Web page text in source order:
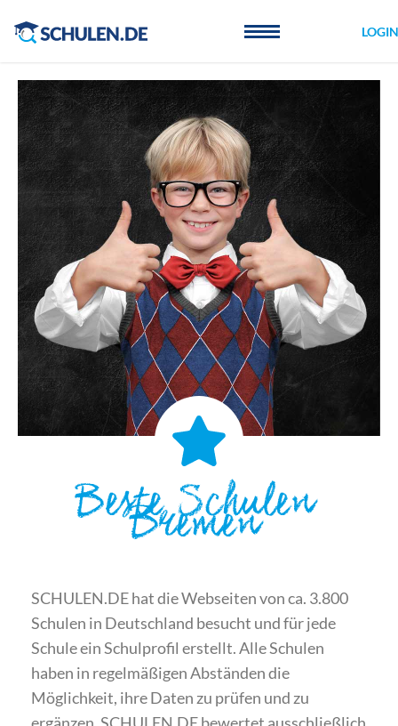
LOGIN
Beste Schulen
Bremen
SCHULEN.DE hat die Webseiten von ca. 3.800
Schulen in Deutschland besucht und für jede
Schule ein Schulprofil erstellt. Alle Schulen
haben in regelmäßigen Abständen die
Möglichkeit, ihre Daten zu prüfen und zu